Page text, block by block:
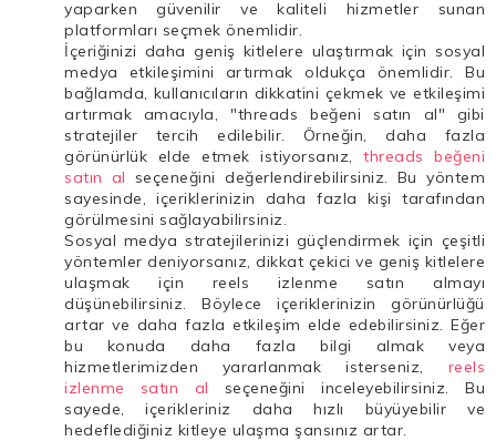
yaparken güvenilir ve kaliteli hizmetler sunan
platformları seçmek önemlidir.
İçeriğinizi daha geniş kitlelere ulaştırmak için sosyal
medya etkileşimini artırmak oldukça önemlidir. Bu
bağlamda, kullanıcıların dikkatini çekmek ve etkileşimi
artırmak amacıyla, "threads beğeni satın al" gibi
stratejiler tercih edilebilir. Örneğin, daha fazla
görünürlük elde etmek istiyorsanız, threads beğeni
satın al seçeneğini değerlendirebilirsiniz. Bu yöntem
sayesinde, içeriklerinizin daha fazla kişi tarafından
görülmesini sağlayabilirsiniz.
Sosyal medya stratejilerinizi güçlendirmek için çeşitli
yöntemler deniyorsanız, dikkat çekici ve geniş kitlelere
ulaşmak için reels izlenme satın almayı
düşünebilirsiniz. Böylece içeriklerinizin görünürlüğü
artar ve daha fazla etkileşim elde edebilirsiniz. Eğer
bu konuda daha fazla bilgi almak veya
hizmetlerimizden yararlanmak isterseniz, reels
izlenme satın al seçeneğini inceleyebilirsiniz. Bu
sayede, içerikleriniz daha hızlı büyüyebilir ve
hedeflediğiniz kitleye ulaşma şansınız artar.